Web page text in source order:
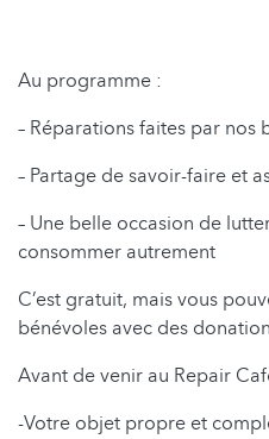
Au programme :
– Réparations faites par nos
– Partage de savoir-faire et
– Une belle occasion de
consommer autrement
C’est gratuit, mais vous
bénévoles avec des
Avant de venir au Repair
-Votre objet propre et